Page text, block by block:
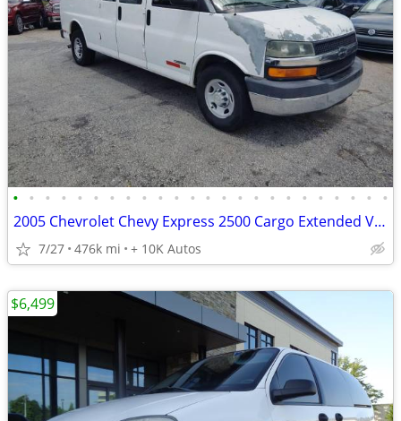
• • • • • • • • • • • • • • • • • • • • • • • •
2005 Chevrolet Chevy Express 2500 Cargo Extended Van 3D
7/27 476k mi + 10K Autos
$6,499